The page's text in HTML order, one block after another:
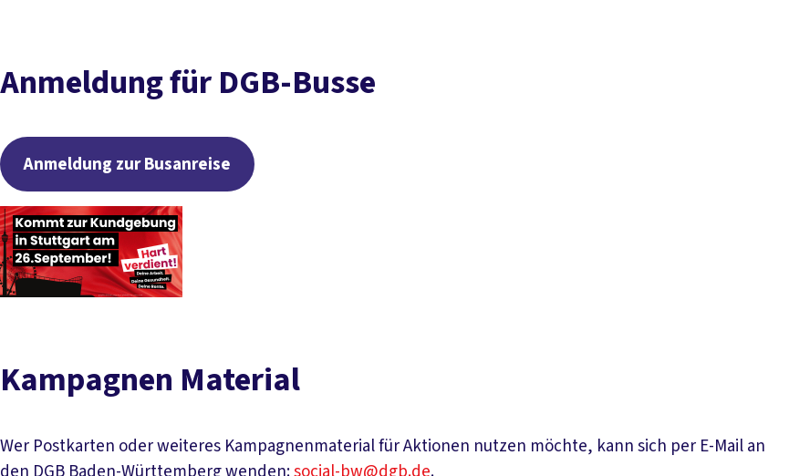
Anmeldung für DGB-Busse
Anmeldung zur Busanreise
Kampagnen Material
Wer Postkarten oder weiteres Kampagnenmaterial für Aktionen nutzen möchte, kann sich per E-Mail an